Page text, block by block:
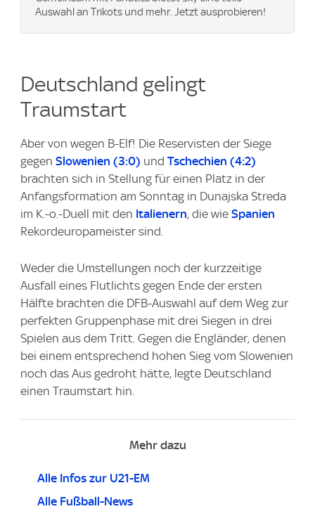
Auswahl an Trikots und mehr. Jetzt ausprobieren!
Deutschland gelingt
Traumstart
Aber von wegen B-Elf! Die Reservisten der Siege
gegen Slowenien (3:0) und Tschechien (4:2)
brachten sich in Stellung für einen Platz in der
Anfangsformation am Sonntag in Dunajska Streda
im K.-o.-Duell mit den Italienern, die wie Spanien
Rekordeuropameister sind.
Weder die Umstellungen noch der kurzzeitige
Ausfall eines Flutlichts gegen Ende der ersten
Hälfte brachten die DFB-Auswahl auf dem Weg zur
perfekten Gruppenphase mit drei Siegen in drei
Spielen aus dem Tritt. Gegen die Engländer, denen
bei einem entsprechend hohen Sieg vom Slowenien
noch das Aus gedroht hätte, legte Deutschland
einen Traumstart hin.
Mehr dazu
Alle Infos zur U21-EM
Alle Fußball-News